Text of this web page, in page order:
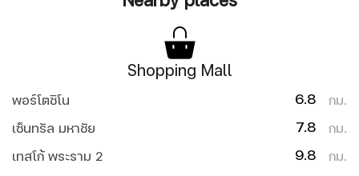
Shopping Mall
พอร์โตชิโน 6.8 กม.
เซ็นทรัล มหาชัย 7.8 กม.
เทสโก้ พระราม 2 9.8 กม.